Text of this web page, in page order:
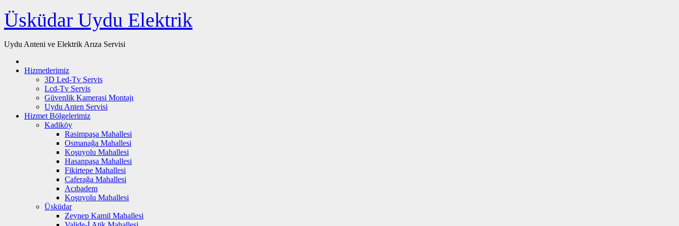
Skip
to
content
Üsküdar Uydu Elektrik
Uydu Anteni ve Elektrik Arıza Servisi
Hizmetlerimiz
3D Led-Tv Servis
Lcd-Tv Servis
Güvenlik Kamerasi Montajı
Uydu Anten Servisi
Hizmet Bölgelerimiz
Kadiköy
Rasimpaşa Mahallesi
Osmanağa Mahallesi
Koşuyolu Mahallesi
Hasanpaşa Mahallesi
Fikirtepe Mahallesi
Caferağa Mahallesi
Acıbadem
Koşuyolu Mahallesi
Üsküdar
Zeynep Kamil Mahallesi